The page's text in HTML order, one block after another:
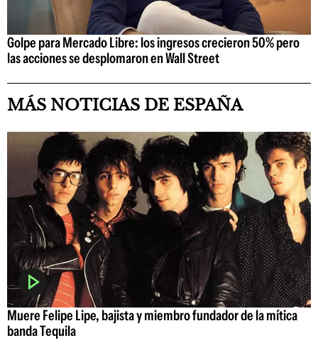
Golpe para Mercado Libre: los ingresos crecieron 50% pero
las acciones se desplomaron en Wall Street
MÁS NOTICIAS DE ESPAÑA
Muere Felipe Lipe, bajista y miembro fundador de la mítica
banda Tequila